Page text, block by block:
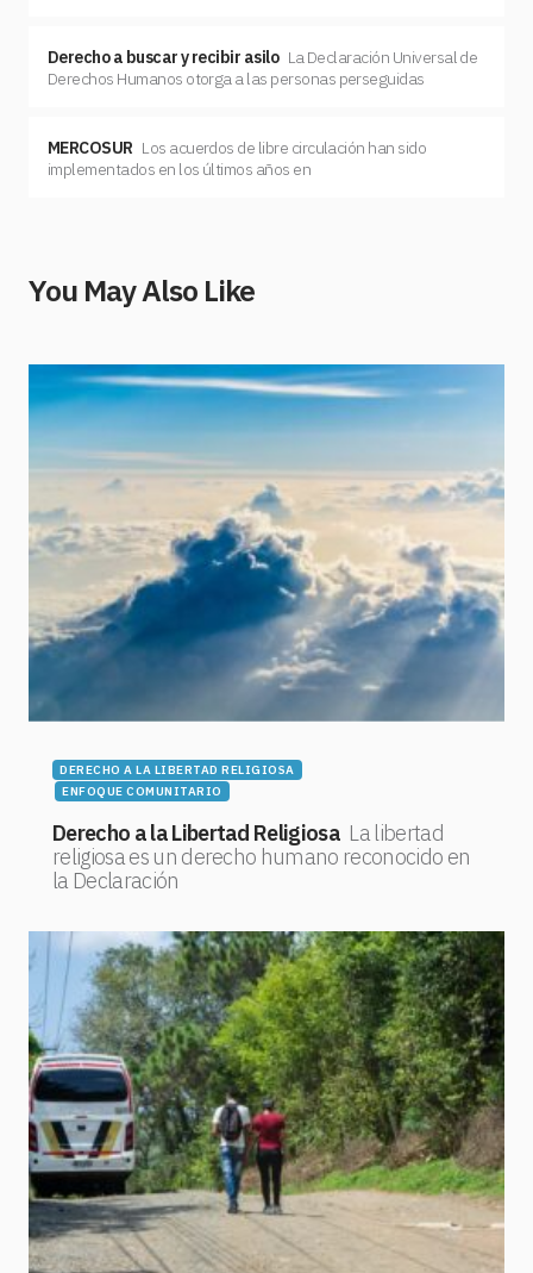
Derecho a buscar y recibir asilo La Declaración Universal de
Derechos Humanos otorga a las personas perseguidas
MERCOSUR Los acuerdos de libre circulación han sido
implementados en los últimos años en
You May Also Like
DERECHO A LA LIBERTAD RELIGIOSA
ENFOQUE COMUNITARIO
Derecho a la Libertad Religiosa La libertad
religiosa es un derecho humano reconocido en
la Declaración